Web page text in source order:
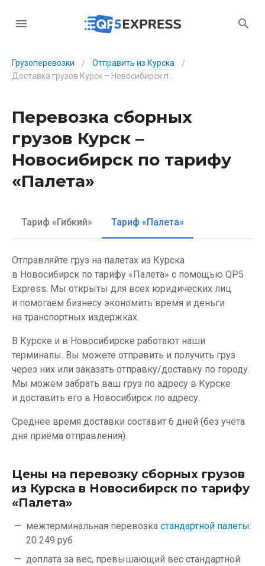
Грузоперевозки / Отправить из Курска
/
Перевозка сборных
грузов Курск –
Новосибирск по тарифу
«Палета»
Тариф «Гибкий» Тариф «Палета»
Отправляйте груз на палетах из Курска
в Новосибирск по тарифу «Палета» с помощью QP5
Express. Мы открыты для всех юридических лиц
и помогаем бизнесу экономить время и деньги
на транспортных издержках.
В Курске и в Новосибирске работают наши
терминалы. Вы можете отправить и получить груз
через них или заказать отправку/доставку по городу.
Мы можем забрать ваш груз по адресу в Курске
и доставить его в Новосибирск по адресу.
Среднее время доставки составит 6 дней (без учёта
дня приёма отправления).
Цены на перевозку сборных грузов
из Курска в Новосибирск по тарифу
«Палета»
межтерминальная перевозка стандартной палеты:
20 249 руб
доплата за вес, превышающий вес стандартной